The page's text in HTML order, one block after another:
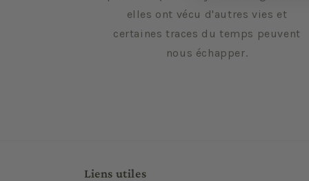
elles ont vécu d'autres vies et
certaines traces du temps peuvent
nous échapper.
Liens utiles